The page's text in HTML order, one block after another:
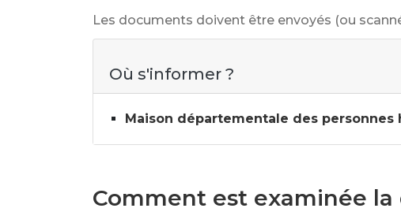
Les documents doivent être envoyés (ou
Où s'informer ?
Maison départementale des personnes
Comment est examinée